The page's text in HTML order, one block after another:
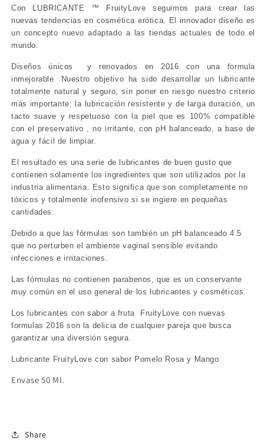
CON
MANGO
50
ML
CON
MANGO
50
Con LUBRICANTE ™ FruityLove seguimos para crear las
nuevas tendencias en cosmética erótica. El innovador diseño es
un concepto nuevo adaptado a las tiendas actuales de todo el
mundo.
Diseños únicos y renovados en 2016 con una formula
inmejorable .Nuestro objetivo ha sido desarrollar un lubricante
totalmente natural y seguro, sin poner en riesgo nuestro criterio
más importante: la lubricación resistente y de larga duración, un
tacto suave y respetuoso con la piel que es 100% compatible
con el preservativo , no irritante, con pH balanceado, a base de
agua y fácil de limpiar.
El resultado es una serie de lubricantes de buen gusto que
contienen solamente los ingredientes que son utilizados por la
industria alimentaria. Esto significa que son completamente no
tóxicos y totalmente inofensivo si se ingiere en pequeñas
cantidades.
Debido a que las fórmulas son también un pH balanceado 4.5
que no perturben el ambiente vaginal sensible evitando
infecciones e irritaciones.
Las fórmulas no contienen parabenos, que es un conservante
muy común en el uso general de los lubricantes y cosméticos.
Los lubricantes con sabor a fruta FruityLove con nuevas
formulas 2016 son la delicia de cualquier pareja que busca
garantizar una diversión segura.
Lubricante FruityLove con sabor Pomelo Rosa y Mango
Envase 50 Ml.
Share